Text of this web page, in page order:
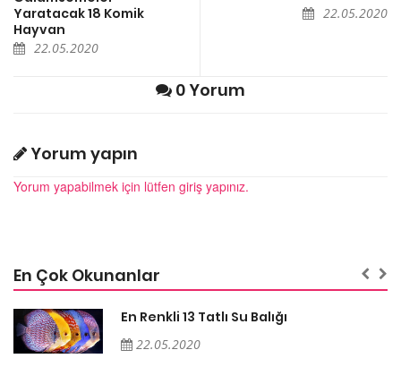
Yaratacak 18 Komik
Hayvan
22.05.2020
22.05.2020
0 Yorum
Yorum yapın
Yorum yapabilmek için lütfen giriş yapınız.
En Çok Okunanlar
En Renkli 13 Tatlı Su Balığı
22.05.2020